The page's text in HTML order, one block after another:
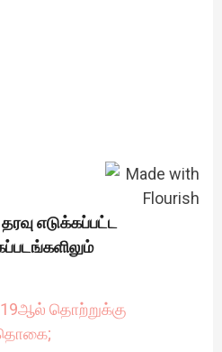
எடுக்கப்பட்ட
19ஆல் தொற்றுக்கு